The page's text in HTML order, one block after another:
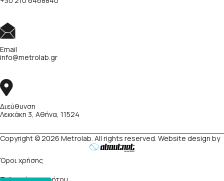
Email
info@metrolab.gr
Διεύθυνση
Λεκκάκη 3, Αθήνα, 11524
Copyright © 2026 Metrolab. All rights reserved. Website design by
Όροι χρήσης